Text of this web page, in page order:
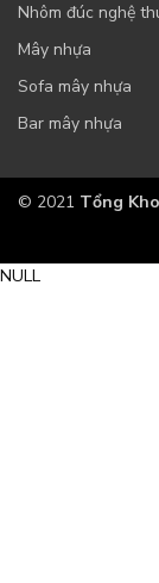
Nhôm đúc nghệ
Mây nhựa
Sofa mây nhựa
Bar mây nhựa
© 2021 Tổng
NULL